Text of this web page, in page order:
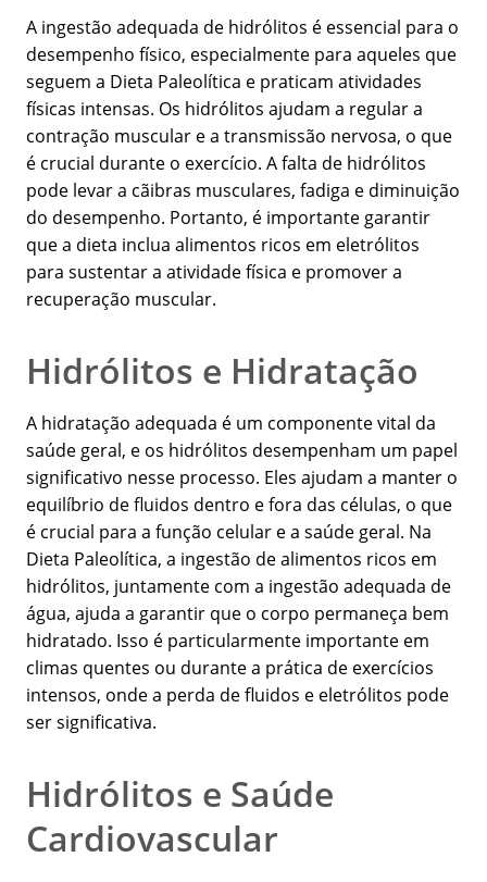
A ingestão adequada de hidrólitos é essencial para o
desempenho físico, especialmente para aqueles que
seguem a Dieta Paleolítica e praticam atividades
físicas intensas. Os hidrólitos ajudam a regular a
contração muscular e a transmissão nervosa, o que
é crucial durante o exercício. A falta de hidrólitos
pode levar a cãibras musculares, fadiga e diminuição
do desempenho. Portanto, é importante garantir
que a dieta inclua alimentos ricos em eletrólitos
para sustentar a atividade física e promover a
recuperação muscular.
Hidrólitos e Hidratação
A hidratação adequada é um componente vital da
saúde geral, e os hidrólitos desempenham um papel
significativo nesse processo. Eles ajudam a manter o
equilíbrio de fluidos dentro e fora das células, o que
é crucial para a função celular e a saúde geral. Na
Dieta Paleolítica, a ingestão de alimentos ricos em
hidrólitos, juntamente com a ingestão adequada de
água, ajuda a garantir que o corpo permaneça bem
hidratado. Isso é particularmente importante em
climas quentes ou durante a prática de exercícios
intensos, onde a perda de fluidos e eletrólitos pode
ser significativa.
Hidrólitos e Saúde
Cardiovascular